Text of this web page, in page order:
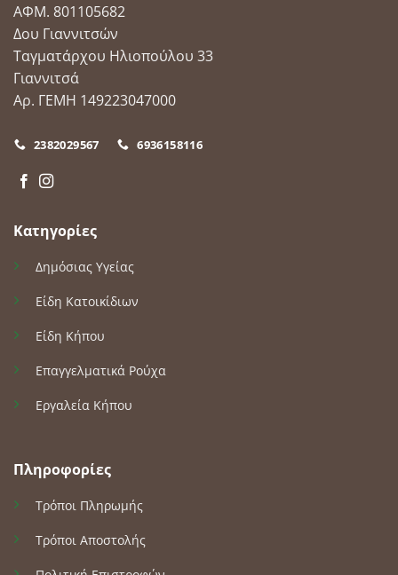
ΑΦΜ. 801105682
Δου Γιαννιτσών
Ταγματάρχου Ηλιοπούλου 33
Γιαννιτσά
Αρ. ΓΕΜΗ 149223047000
2382029567 6936158116
Κατηγορίες
Δημόσιας Υγείας
Είδη Κατοικίδιων
Είδη Κήπου
Επαγγελματικά Ρούχα
Εργαλεία Κήπου
Πληροφορίες
Τρόποι Πληρωμής
Τρόποι Αποστολής